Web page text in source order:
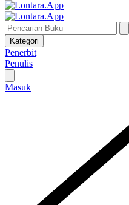
Kategori
Penerbit
Penulis
Masuk